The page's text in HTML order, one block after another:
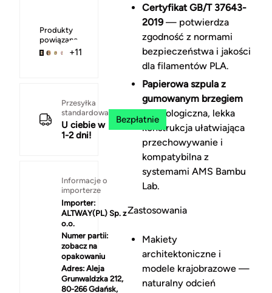
Produkty
powiązane
+11
Przesyłka
standardowa
U ciebie w
1-2 dni!
Bezpłatnie
Informacje o
importerze
Importer:
ALTWAY(PL) Sp. z
o.o.
Numer partii:
zobacz na
opakowaniu
Adres: Aleja
Grunwaldzka 212,
80-266 Gdańsk,
Certyfikat GB/T 37643-
2019— potwierdza
zgodność z normami
bezpieczeństwa i jakości
dla filamentów PLA.
Papierowa szpula z
gumowanym brzegiem
— ekologiczna, lekka
konstrukcja ułatwiająca
przechowywanie i
kompatybilna z
systemami AMS Bambu
Lab.
Zastosowania
Makiety
architektoniczne i
modele krajobrazowe —
naturalny odcień